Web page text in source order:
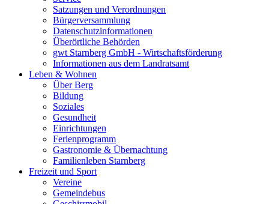
Satzungen und Verordnungen
Bürgerversammlung
Datenschutzinformationen
Überörtliche Behörden
gwt Starnberg GmbH - Wirtschaftsförderung
Informationen aus dem Landratsamt
Leben & Wohnen
Über Berg
Bildung
Soziales
Gesundheit
Einrichtungen
Ferienprogramm
Gastronomie & Übernachtung
Familienleben Starnberg
Freizeit und Sport
Vereine
Gemeindebus